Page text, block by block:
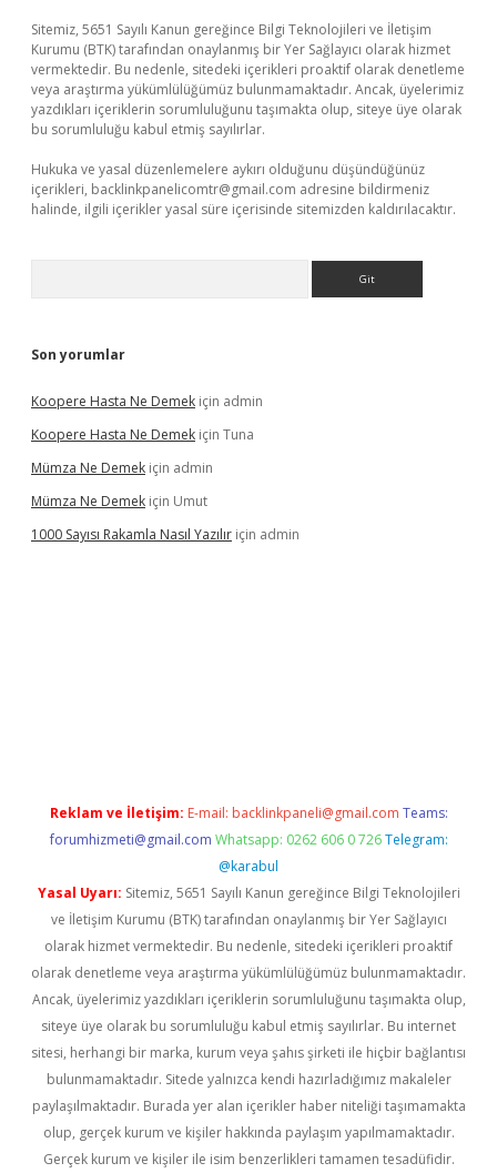
Sitemiz, 5651 Sayılı Kanun gereğince Bilgi Teknolojileri ve İletişim
Kurumu (BTK) tarafından onaylanmış bir Yer Sağlayıcı olarak hizmet
vermektedir. Bu nedenle, sitedeki içerikleri proaktif olarak denetleme
veya araştırma yükümlülüğümüz bulunmamaktadır. Ancak, üyelerimiz
yazdıkları içeriklerin sorumluluğunu taşımakta olup, siteye üye olarak
bu sorumluluğu kabul etmiş sayılırlar.
Hukuka ve yasal düzenlemelere aykırı olduğunu düşündüğünüz
içerikleri, backlinkpanelicomtr@gmail.com adresine bildirmeniz
halinde, ilgili içerikler yasal süre içerisinde sitemizden kaldırılacaktır.
Son yorumlar
Koopere Hasta Ne Demek için admin
Koopere Hasta Ne Demek için Tuna
Mümza Ne Demek için admin
Mümza Ne Demek için Umut
1000 Sayısı Rakamla Nasıl Yazılır için admin
Reklam ve İletişim: E-mail: backlinkpaneli@gmail.com Teams:
forumhizmeti@gmail.com Whatsapp: 0262 606 0 726 Telegram:
@karabul
Yasal Uyarı: Sitemiz, 5651 Sayılı Kanun gereğince Bilgi Teknolojileri
ve İletişim Kurumu (BTK) tarafından onaylanmış bir Yer Sağlayıcı
olarak hizmet vermektedir. Bu nedenle, sitedeki içerikleri proaktif
olarak denetleme veya araştırma yükümlülüğümüz bulunmamaktadır.
Ancak, üyelerimiz yazdıkları içeriklerin sorumluluğunu taşımakta olup,
siteye üye olarak bu sorumluluğu kabul etmiş sayılırlar. Bu internet
sitesi, herhangi bir marka, kurum veya şahıs şirketi ile hiçbir bağlantısı
bulunmamaktadır. Sitede yalnızca kendi hazırladığımız makaleler
paylaşılmaktadır. Burada yer alan içerikler haber niteliği taşımamakta
olup, gerçek kurum ve kişiler hakkında paylaşım yapılmamaktadır.
Gerçek kurum ve kişiler ile isim benzerlikleri tamamen tesadüfidir.